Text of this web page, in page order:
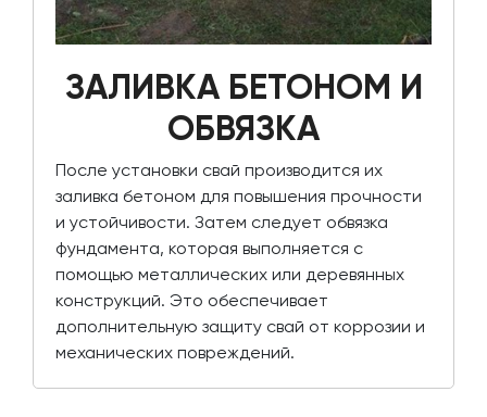
ЗАЛИВКА БЕТОНОМ И
ОБВЯЗКА
После установки свай производится их
заливка бетоном для повышения прочности
и устойчивости. Затем следует обвязка
фундамента, которая выполняется с
помощью металлических или деревянных
конструкций. Это обеспечивает
дополнительную защиту свай от коррозии и
механических повреждений.